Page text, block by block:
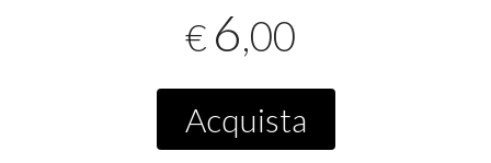
€ 6,00
Acquista